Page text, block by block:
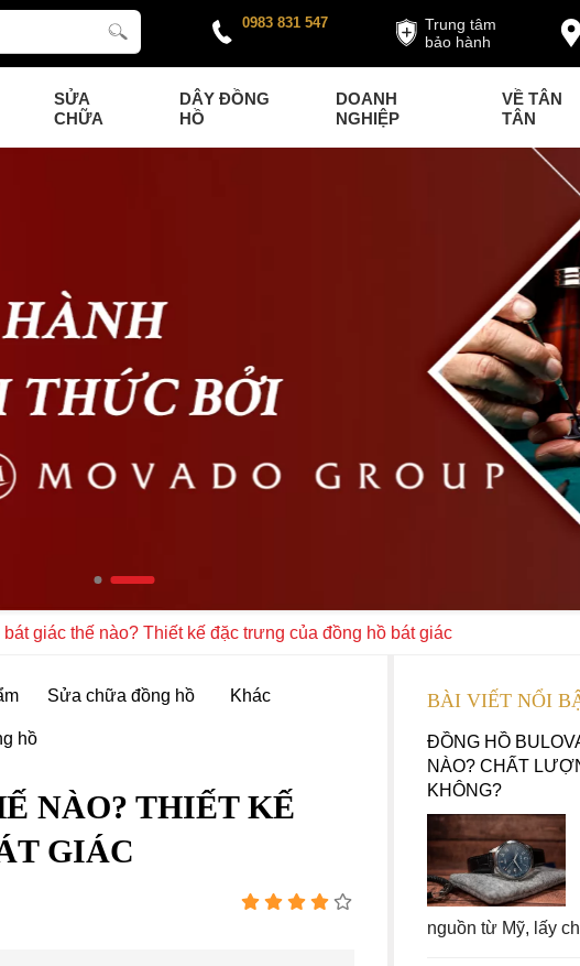
Trung tâm
bảo hành
0983 831 547
SỬA
CHỮA
DÂY ĐỒNG
HỒ
DOANH
NGHIỆP
VỀ TÂN
TÂN
giác thế nào? Thiết kế đặc trưng của đồng hồ bát giác
Sửa chữa đồng hồ Khác
hồ
NÀO? THIẾT KẾ
GIÁC
BÀI VIẾT NỔI
ĐỒNG HỒ
NÀO? CHẤT
KHÔNG?
nguồn từ Mỹ, lấy